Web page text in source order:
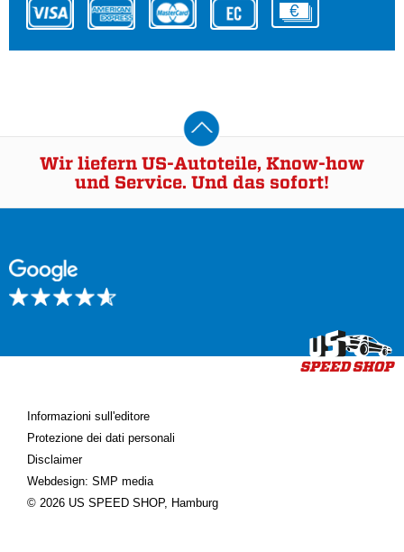
Wir liefern US-Autoteile, Know-how
und Service. Und das sofort!
Informazioni sull'editore
Protezione dei dati personali
Disclaimer
Webdesign: SMP media
© 2026 US SPEED SHOP, Hamburg